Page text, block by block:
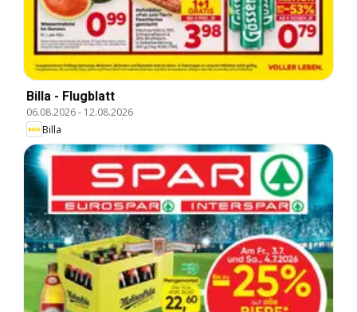
Billa - Flugblatt
06.08.2026- 12.08.2026
Billa